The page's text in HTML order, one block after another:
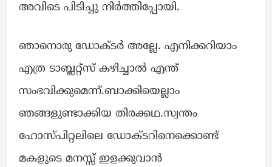
അവിടെ പിടിച്ചു നിർത്തിപ്പോയി.
ഞാനൊരു ഡോക്ടർ അല്ലേ. എനിക്കറിയാം
എത്ര ടാബ്ലറ്റ്സ് കഴിച്ചാൽ എന്ത്
സംഭവിക്കുമെന്ന്.ബാക്കിയെല്ലാം
ഞങ്ങളുണ്ടാക്കിയ തിരക്കഥ.സ്വന്തം
ഹോസ്പിറ്റലിലെ ഡോക്ടറിനെക്കൊണ്ട്
മകളുടെ മനസ്സ് ഇളക്കുവാൻ